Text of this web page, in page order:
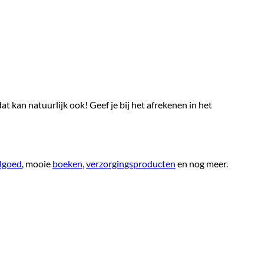
kan natuurlijk ook! Geef je bij het afrekenen in het
, mooie boeken,verzorgingsproducten en nog meer.